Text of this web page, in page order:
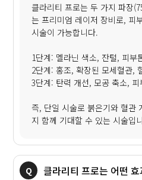
클라리티 프로는 두 가지 파장
는 프리미엄 레이저 장비로, 피
시술이 가능합니다.
1단계: 멜라닌 색소, 잔털, 피부
2단계: 홍조, 확장된 모세혈관,
3단계: 탄력 개선, 모공 축소, 피
즉, 단일 시술로 붉은기와 혈관
지 함께 기대할 수 있는 시술입
클라리티 프로는 어떤